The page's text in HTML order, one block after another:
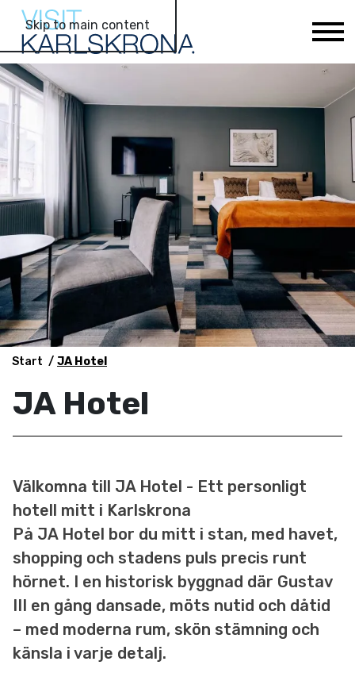
Skip to main content
Start JA Hotel
JA Hotel
Välkomna till JA Hotel - Ett personligt
hotell mitt i Karlskrona
På JA Hotel bor du mitt i stan, med havet,
shopping och stadens puls precis runt
hörnet. I en historisk byggnad där Gustav
III en gång dansade, möts nutid och dåtid
– med moderna rum, skön stämning och
känsla i varje detalj.